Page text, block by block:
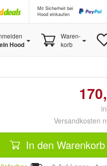
Mit Sicherheit bei
Hood einkaufen
Hood
Waren-
korb
Versandkosten
In den Warenkorb